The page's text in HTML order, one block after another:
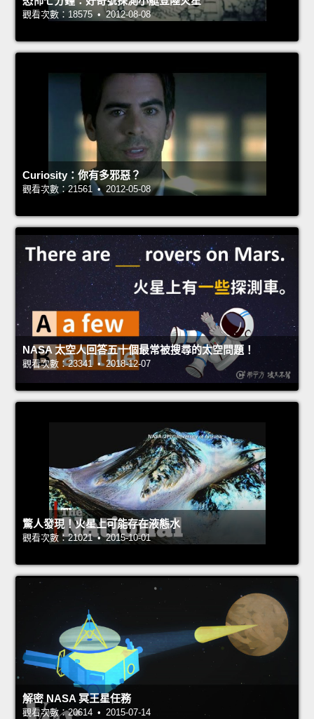
觀看次數：18575 • 2012-08-08
Curiosity：你有多邪惡？
觀看次數：21561 • 2012-05-08
NASA 太空人回答五十個最常被搜尋的太空問題！
觀看次數：23341 • 2018-12-07
驚人發現！火星上可能存在液態水
觀看次數：21021 • 2015-10-01
解密 NASA 冥王星任務
觀看次數：20614 • 2015-07-14